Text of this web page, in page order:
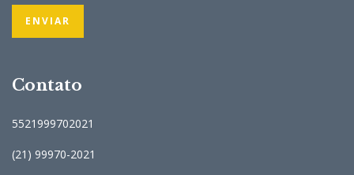
Contato
5521999702021
(21) 99970-2021